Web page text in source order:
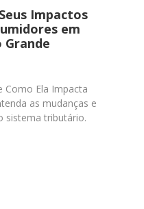
Impactos
em
Grande
Como Ela Impacta
as mudanças e
sistema tributário.